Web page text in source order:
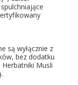
są wyłącznie z
bez dodatku
Musli